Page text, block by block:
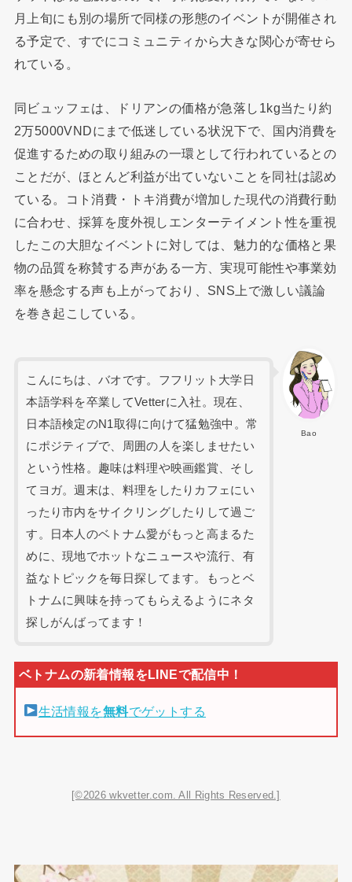
月上旬にも別の場所で同様の形態のイベントが開催され
る予定で、すでにコミュニティから大きな関心が寄せら
れている。
同ビュッフェは、ドリアンの価格が急落し1kg当たり約
2万5000VNDにまで低迷している状況下で、国内消費を
促進するための取り組みの一環として行われているとの
ことだが、ほとんど利益が出ていないことを同社は認め
ている。コト消費・トキ消費が増加した現代の消費行動
に合わせ、採算を度外視しエンターテイメント性を重視
したこの大胆なイベントに対しては、魅力的な価格と果
物の品質を称賛する声がある一方、実現可能性や事業効
率を懸念する声も上がっており、SNS上で激しい議論
を巻き起こしている。
Bao
こんにちは、バオです。フフリット大学日
本語学科を卒業してVetterに入社。現在、
日本語検定のN1取得に向けて猛勉強中。常
にポジティブで、周囲の人を楽しませたい
という性格。趣味は料理や映画鑑賞、そし
てヨガ。週末は、料理をしたりカフェにい
ったり市内をサイクリングしたりして過ご
す。日本人のベトナム愛がもっと高まるた
めに、現地でホットなニュースや流行、有
益なトピックを毎日探してます。もっとベ
トナムに興味を持ってもらえるようにネタ
探しがんばってます！
生活情報を無料でゲットする
[©2026 wkvetter.com. All Rights Reserved.]